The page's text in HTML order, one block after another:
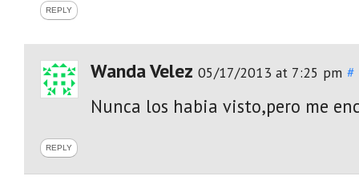
REPLY
Wanda Velez 05/17/2013 at 7:25 pm #
Nunca los habia visto,pero me
REPLY